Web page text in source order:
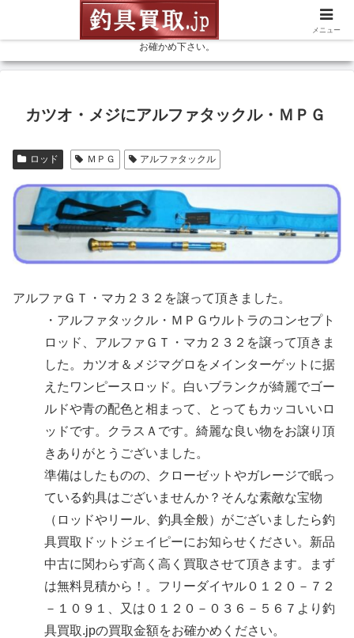
釣具を売るなら高価買取の釣具買取ドットジェイピーにお任せ下さい。リー
ル、ロッド等、釣具なら何でも、お見積（無料） 釣具専門店の買取金額を是非
お確かめ下さい。
カツオ・メジにアルファタックル・ＭＰＧ
ロッド ＭＰＧ アルファタックル
アルファＧＴ・マカ２３２を譲って頂きました。
・アルファタックル・ＭＰＧウルトラのコンセプト
ロッド、アルファＧＴ・マカ２３２を譲って頂きま
した。カツオ＆メジマグロをメインターゲットに据
えたワンピースロッド。白いブランクが綺麗でゴー
ルドや青の配色と相まって、とってもカッコいいロ
ッドです。クラスＡです。綺麗な良い物をお譲り頂
きありがとうございました。
準備はしたものの、クローゼットやガレージで眠っ
ている釣具はございませんか？そんな素敵な宝物
（ロッドやリール、釣具全般）がございましたら釣
具買取ドットジェイピーにお知らせください。新品
中古に関わらず高く高く買取させて頂きます。まず
は無料見積から！。フリーダイヤル０１２０－７２
－１０９１、又は０１２０－０３６－５６７より釣
具買取.jpの買取金額をお確かめください。
メニュー